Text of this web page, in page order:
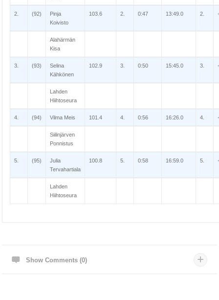
2. (92)
Pinja
Koivisto
103.6 2. 0:47 13:49.0 2.
Alahärmän
Kisa
3. (93)
Selina
Kähkönen
102.9 3. 0:50 15:45.0 3.
Lahden
Hiihtoseura
4. (94) Vilma Meis 101.4 4. 0:56 16:26.0 4.
Siilinjärven
Ponnistus
5. (95)
Julia
Tervahartiala
100.8 5. 0:58 16:59.0 5.
Lahden
Hiihtoseura
Show Comments (0)